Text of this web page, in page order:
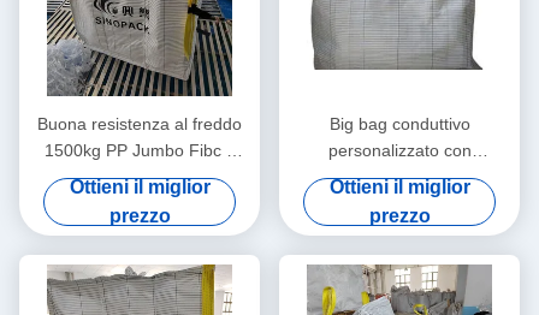
Buona resistenza al freddo
1500kg PP Jumbo Fibc 4
Loops Un Certificato
Sacchetti per il trasporto di
merci pesanti
Ottieni il miglior
prezzo
Big bag conduttivo
personalizzato con
eccellente resistenza ai raggi
UV e resistenza alla
corrosione
Ottieni il miglior
prezzo